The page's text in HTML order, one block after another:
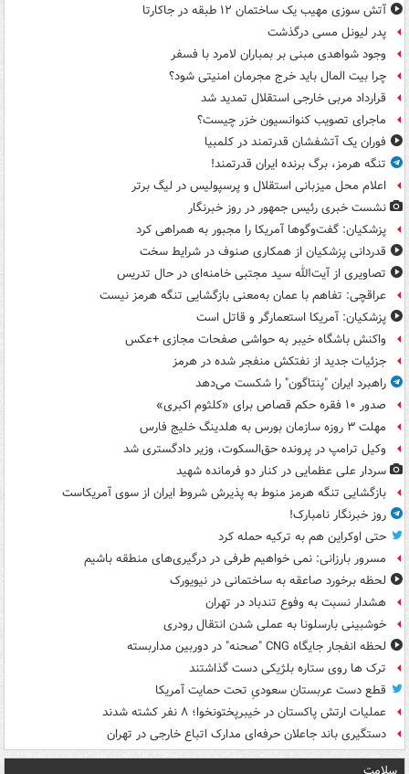
آتش سوزی مهیب یک ساختمان ۱۲ طبقه در جاکارتا
پدر لیونل مسی درگذشت
وجود شواهدی مبنی بر بمباران لامرد با فسفر
چرا بیت المال باید خرج مجرمان امنیتی شود؟
قرارداد مربی خارجی استقلال تمدید شد
ماجرای تصویب کنوانسیون خزر چیست؟
فوران یک آتشفشان قدرتمند در کلمبیا
تنگه هرمز، برگ برنده ایران قدرتمند!
اعلام محل میزبانی استقلال و پرسپولیس در لیگ برتر
نشست خبری رئیس جمهور در روز خبرنگار
پزشکیان: گفت‌وگوها آمریکا را مجبور به همراهی کرد
قدردانی پزشکیان از همکاری صنوف در شرایط سخت
تصاویری از آیت‌الله سید مجتبی خامنه‌ای در حال تدریس
عراقچی: تفاهم با عمان به‌معنی بازگشایی تنگه هرمز نیست
پزشکیان: آمریکا استعمارگر و قاتل است
واکنش باشگاه خیبر به حواشی صفحات مجازی +عکس
جزئیات جدید از نفتکش منفجر شده در هرمز
راهبرد ایران "پنتاگون" را شکست می‌دهد
صدور ۱۰ فقره حکم قصاص برای «کلثوم اکبری»
مهلت ۳ روزه سازمان بورس به هلدینگ خلیج فارس
وکیل ترامپ در پرونده حق‌السکوت، وزیر دادگستری شد
سردار علی عظمایی در کنار دو فرمانده شهید
بازگشایی تنگه هرمز منوط به پذیرش شروط ایران از سوی آمریکاست
روز خبرنگار نامبارک!
حتی اوکراین هم به ترکیه حمله کرد
مسرور بارزانی: نمی خواهیم طرفی در درگیری‌های منطقه باشیم
لحظه برخورد صاعقه به ساختمانی در نیویورک
هشدار نسبت به وفوع تندباد در تهران
خوشبینی بارسلونا به عملی شدن انتقال رودری
لحظه انفجار جایگاه CNG "صحنه" در دوربین مداربسته
ترک ها روی ستاره بلژیکی دست گذاشتند
قطع دست عربستان سعودیِ تحت حمایت آمریکا
عملیات ارتش پاکستان در خیبرپختونخوا؛ ۸ نفر کشته شدند
دستگیری باند جاعلان حرفه‌ای مدارک اتباع خارجی در تهران